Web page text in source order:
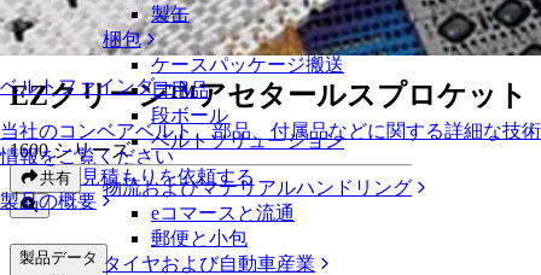
ベルトファインダー
当社のコンベアベルト、部品、付属品などに関する詳細な技術
情報をご覧ください
製品の概要
製缶
梱包
ケースパッケージ搬送
日用品
段ボール
ベルトソリューション
物流およびマテリアルハンドリング
eコマースと流通
郵便と小包
タイヤおよび自動車産業
1600 シリーズ
EZクリーン™アセタールスプロケット
EZクリーン™アセタールスプロケット
1600 シリーズ
共有 見積もりを依頼する
製品データ